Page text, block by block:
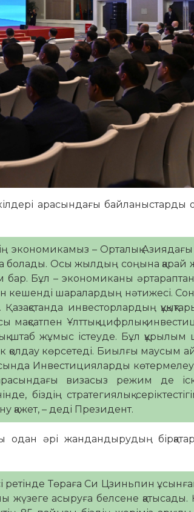
арасындағы байланыстарды
экономикамыз – Орталық Азиядағы
болады. Осы жылдың соңына қарай
Бұл – экономиканы
кешенді шаралардың нәтижесі.
инвесторлардың
Ұлттық цифрлық
штаб жұмыс істеуде. Бұл құрылым
қолдау көрсетеді. Биылғы маусым
Инвестицияларды
визасыз режим де
біздің стратегиялық
қажет, – деді Президент.
одан әрі жандандырудың
ретінде Төраға Си Цзиньпин
жүзеге асыруға белсене қатысады.